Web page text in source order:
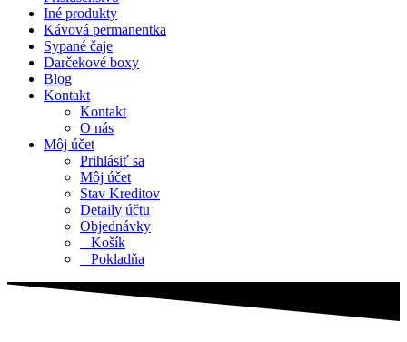
Iné produkty
Kávová permanentka
Sypané čaje
Darčekové boxy
Blog
Kontakt
Kontakt
O nás
Môj účet
Prihlásiť sa
Môj účet
Stav Kreditov
Detaily účtu
Objednávky
Košík
Pokladňa